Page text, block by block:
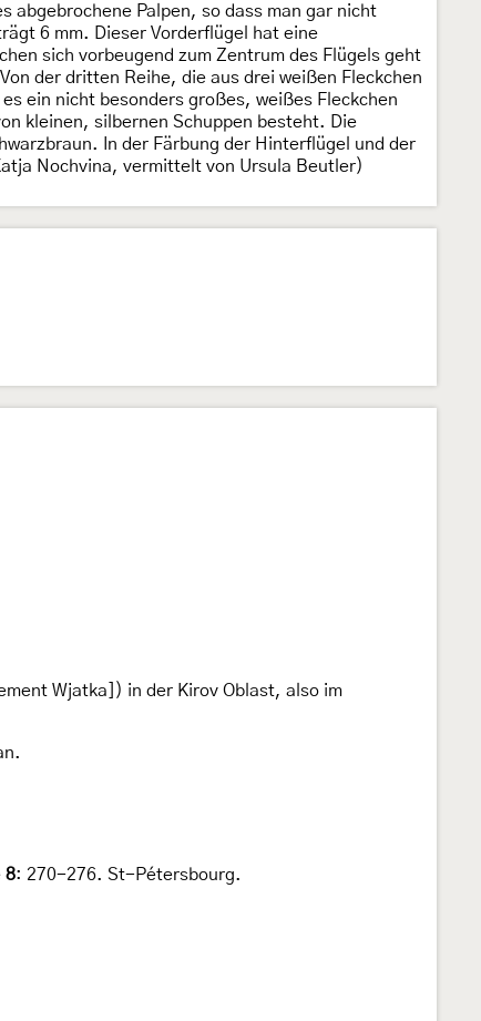
abgebrochene Palpen, so dass man gar nicht
6 mm. Dieser Vorderflügel hat eine
sich vorbeugend zum Zentrum des Flügels geht
der dritten Reihe, die aus drei weißen Fleckchen
ein nicht besonders großes, weißes Fleckchen
kleinen, silbernen Schuppen besteht. Die
In der Färbung der Hinterflügel und der
Nochvina, vermittelt von Ursula Beutler)
Wjatka]) in der Kirov Oblast, also im
8: 270-276. St-Pétersbourg.